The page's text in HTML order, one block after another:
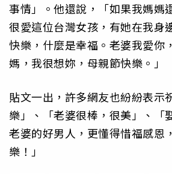
事情」。他還說，「如果我媽媽
很愛這位台灣女孩，有她在我身
快樂，什麼是幸福。老婆我愛你
媽，我很想妳，母親節快樂。」
貼文一出，許多網友也紛紛表示
樂」、「老婆很棒，很美」、「
老婆的好男人，更懂得惜福感恩
樂！」